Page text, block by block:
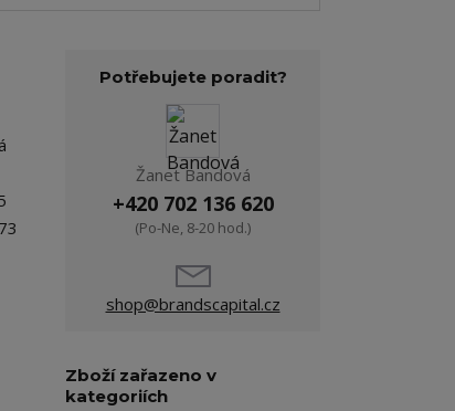
Potřebujete poradit?
Žanet Bandová
+420 702 136 620
(Po-Ne, 8-20 hod.)
shop@brandscapital.cz
Zboží zařazeno v
kategoriích